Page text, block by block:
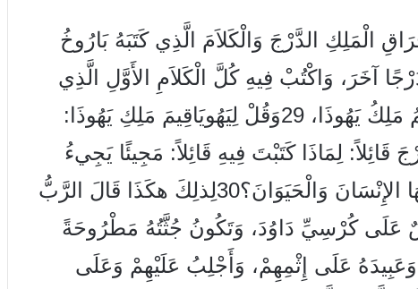
الْمَلِكِ الدَّرْجَ وَالْكَلاَمَ الَّذِي كَتَبَهُ بَارُوخُ
آخَرَ، وَاكْتُبْ فِيهِ كُلَّ الْكَلاَمِ الأَوَّلِ الَّذِي
مَلِكُ يَهُوذَا، 29وَقُلْ لِيَهُويَاقِيمَ مَلِكِ يَهُوذَا:
لِمَاذَا كَتَبْتَ فِيهِ قَائِلاً: مَجِيئًا يَجِيءُ
وَالْحَيَوَانَ؟30لِذلِكَ هكَذَا قَالَ الرَّبُّ
عَلَى كُرْسِيِّ دَاوُدَ، وَتَكُونُ جُثَّتُهُ مَطْرُوحَةً
وَعَبِيدَهُ عَلَى إِثْمِهِمْ، وَأَجْلِبُ عَلَيْهِمْ وَعَلَى